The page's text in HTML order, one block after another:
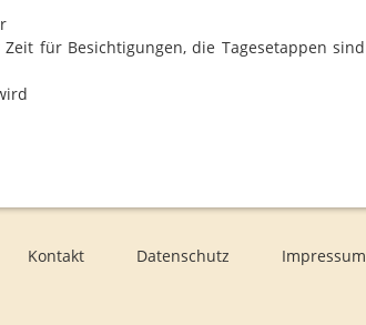
für Besichtigungen, die Tagesetappen sind
Kontakt Datenschutz Impressum